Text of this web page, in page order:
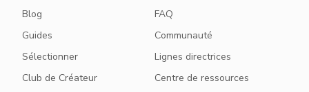
Blog
Guides
Sélectionner
Club de Créateur
FAQ
Communauté
Lignes directrices
Centre de ressources